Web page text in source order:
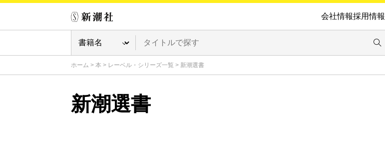
会社情報採用情報
ホーム > 本 > レーベル・シリーズ一覧 > 新潮選書
新潮選書